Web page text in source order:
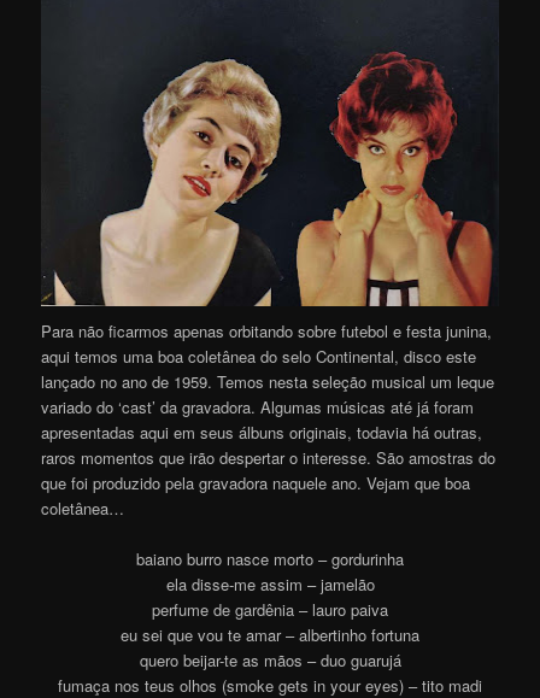
Para não ficarmos apenas orbitando sobre futebol e festa junina,
aqui temos uma boa coletânea do selo Continental, disco este
lançado no ano de 1959. Temos nesta seleção musical um leque
variado do ‘cast’ da gravadora. Algumas músicas até já foram
apresentadas aqui em seus álbuns originais, todavia há outras,
raros momentos que irão despertar o interesse. São amostras do
que foi produzido pela gravadora naquele ano. Vejam que boa
coletânea…
baiano burro nasce morto – gordurinha
ela disse-me assim – jamelão
perfume de gardênia – lauro paiva
eu sei que vou te amar – albertinho fortuna
quero beijar-te as mãos – duo guarujá
fumaça nos teus olhos (smoke gets in your eyes) – tito madi